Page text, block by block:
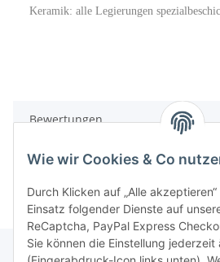
Keramik: alle Legierungen
Bewertungen
Wie wir Cookies & Co
Durch Klicken auf „Alle
Einsatz folgender Dienste auf
ReCaptcha, PayPal Express
Sie können die Einstellung jederzeit